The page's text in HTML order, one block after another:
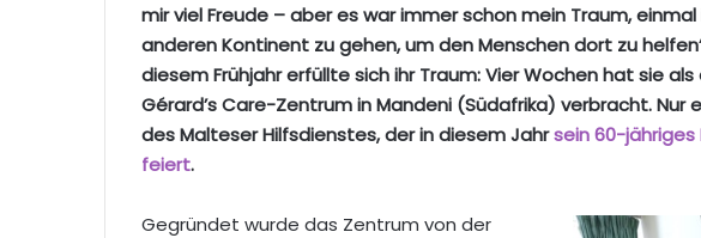
mir viel Freude – aber es war immer schon mein Traum,
anderen Kontinent zu gehen, um den Menschen dort zu
diesem Frühjahr erfüllte sich ihr Traum: Vier Wochen hat sie
Gérard’s Care-Zentrum in Mandeni (Südafrika) verbracht. Nur
des Malteser Hilfsdienstes, der in diesem Jahrsein 60-
feiert.
Gegründet wurde das Zentrum von der